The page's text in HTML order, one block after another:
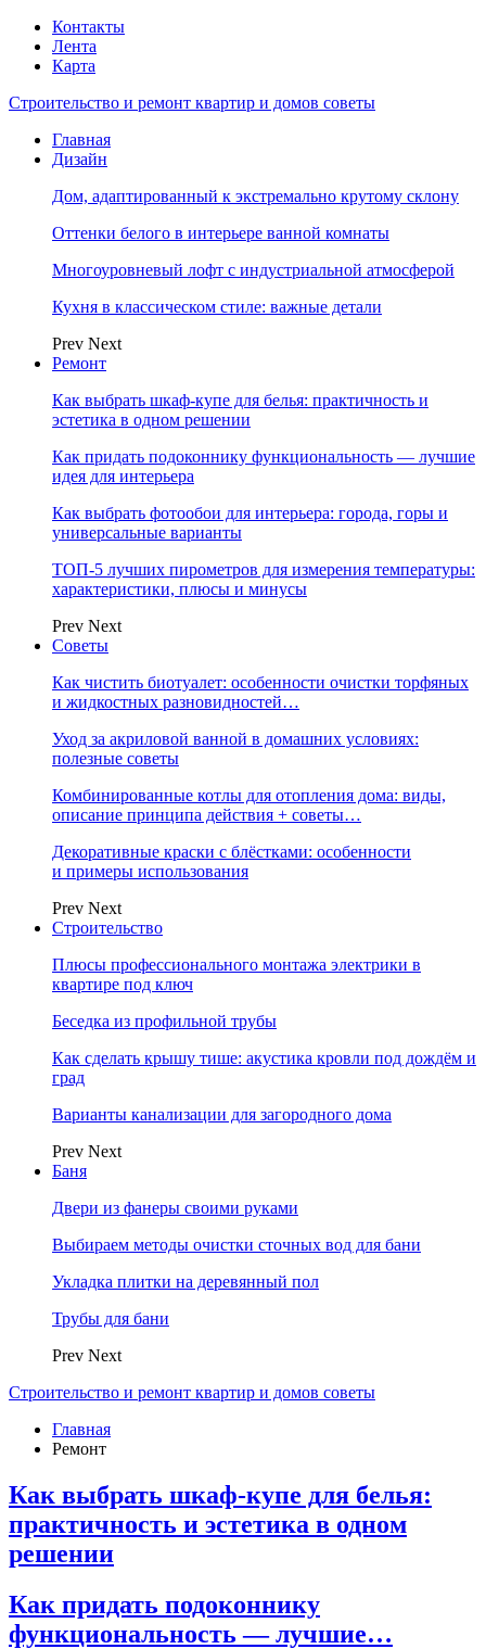
Контакты
Лента
Карта
Строительство и ремонт квартир и домов советы
Главная
Дизайн
Дом, адаптированный к экстремально крутому склону
Оттенки белого в интерьере ванной комнаты
Многоуровневый лофт с индустриальной атмосферой
Кухня в классическом стиле: важные детали
Prev Next
Ремонт
Как выбрать шкаф-купе для белья: практичность и
эстетика в одном решении
Как придать подоконнику функциональность — лучшие
идея для интерьера
Как выбрать фотообои для интерьера: города, горы и
универсальные варианты
ТОП-5 лучших пирометров для измерения температуры:
характеристики, плюсы и минусы
Prev Next
Советы
Как чистить биотуалет: особенности очистки торфяных
и жидкостных разновидностей…
Уход за акриловой ванной в домашних условиях:
полезные советы
Комбинированные котлы для отопления дома: виды,
описание принципа действия + советы…
Декоративные краски с блёстками: особенности
и примеры использования
Prev Next
Строительство
Плюсы профессионального монтажа электрики в
квартире под ключ
Беседка из профильной трубы
Как сделать крышу тише: акустика кровли под дождём и
град
Варианты канализации для загородного дома
Prev Next
Баня
Двери из фанеры своими руками
Выбираем методы очистки сточных вод для бани
Укладка плитки на деревянный пол
Трубы для бани
Prev Next
Строительство и ремонт квартир и домов советы
Главная
Ремонт
Как выбрать шкаф-купе для белья:
практичность и эстетика в одном
решении
Как придать подоконнику
функциональность — лучшие…